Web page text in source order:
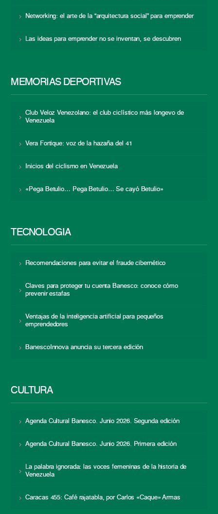
Networking: el arte de la “arquitectura social” para emprender
Las ideas para emprender no se inventan, se descubren
MEMORIAS DEPORTIVAS
Club Veloz Venezolano: el club ciclístico más longevo de
Venezuela
Vera Fortique: voz de la hazaña del 41
Inicios del ciclismo en Venezuela
«Pega Betulio… Pega Betulio… Se cayó Betulio»
TECNOLOGÍA
Recomendaciones para evitar el fraude cibernético
Claves para proteger tu cuenta Banesco: conoce cómo
prevenir estafas
Ventajas de la inteligencia artificial para pequeños
emprendedores
BanescoInnova anuncia su tercera edición
CULTURA
Agenda Cultural Banesco. Junio 2026. Segunda edición
Agenda Cultural Banesco. Junio 2026. Primera edición
La palabra ignorada: las voces femeninas de la historia de
Venezuela
Caracas 455: Café rajatabla, por Carlos «Caque» Armas